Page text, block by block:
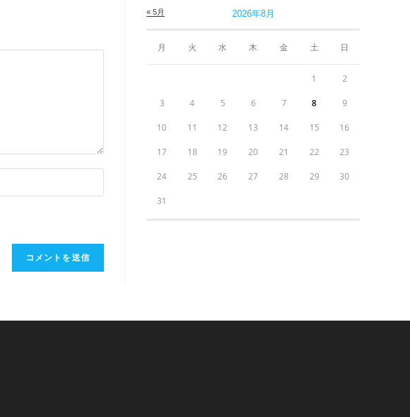
2026年8月
月 火 水 木 金 土 日
« 5月
1 2
3 4 5 6 7 8 9
10 11 12 13 14 15 16
17 18 19 20 21 22 23
24 25 26 27 28 29 30
31